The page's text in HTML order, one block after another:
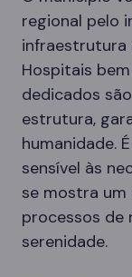
regional pelo
infraestrutura
Hospitais
dedicados
estrutura,
humanidade.
sensível às
se mostra um
processos de
serenidade.